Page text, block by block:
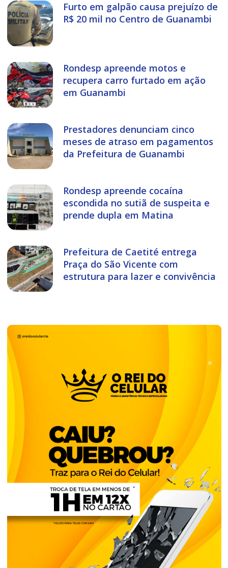
Furto em galpão causa prejuízo de
R$ 20 mil no Centro de Guanambi
Rondesp apreende motos e
recupera carro furtado em ação
em Guanambi
Prestadores denunciam cinco
meses de atraso em pagamentos
da Prefeitura de Guanambi
Rondesp apreende cocaína
escondida no sutiã de suspeita e
prende dupla em Matina
Prefeitura de Caetité entrega
Praça do São Vicente com
estrutura para lazer e convivência